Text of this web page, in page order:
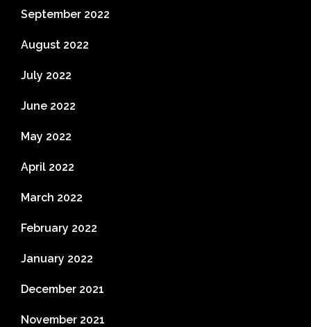
September 2022
August 2022
July 2022
June 2022
May 2022
April 2022
March 2022
February 2022
January 2022
December 2021
November 2021